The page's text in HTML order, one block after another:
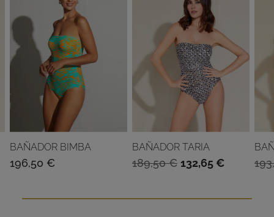
BAÑADOR BIMBA
196,50 €
BAÑADOR TARIA
189,50€ El
original
132,65 €El
actual